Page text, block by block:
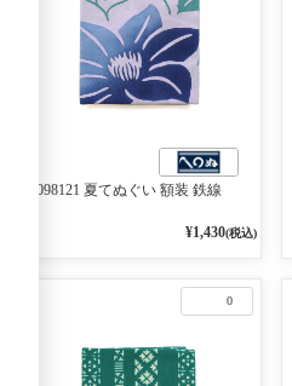
6098121 夏てぬぐい 額装 鉄線
¥1,430(税込)
0